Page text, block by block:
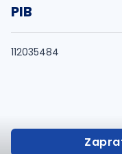
PIB
112035484